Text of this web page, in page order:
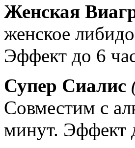
Женская
женское
Эффект до 6
Супер Сиалис
Совместим с
минут. Эффект